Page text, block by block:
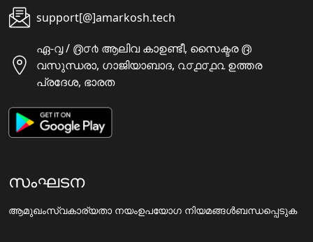
support[@]amarkosh.tech
ഏ-൮ / ൫൦൪ ആലിവ കാഉണ്ടീ, സൈക്ടര ൫
വസുന്ധരാ, ഗാജിയാബാദ, ൨൦൧൦൧൨ ഉത്തര
പ്രദേശ, ഭാരത
സംഘടന
ആമുഖംസ്വകാര്യതാ നയംഉപയോഗ നിയമങ്ങൾബന്ധപ്പെടുക